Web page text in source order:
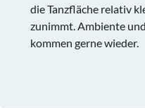
die Tanzfläche relativ
zunimmt. Ambiente
kommen gerne wieder.